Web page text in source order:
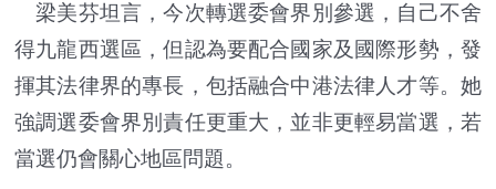
梁美芬坦言，今次轉選委會界別參選，自己不舍
得九龍西選區，但認為要配合國家及國際形勢，發
揮其法律界的專長，包括融合中港法律人才等。她
強調選委會界別責任更重大，並非更輕易當選，若
當選仍會關心地區問題。